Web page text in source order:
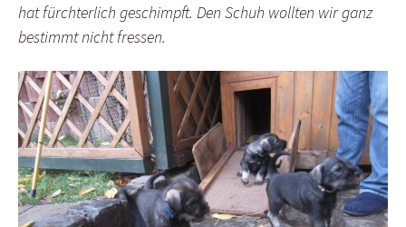
hat fürchterlich geschimpft. Den Schuh wollten wir ganz
bestimmt nicht fressen.